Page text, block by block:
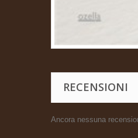
RECENSIONI
Ancora nessuna